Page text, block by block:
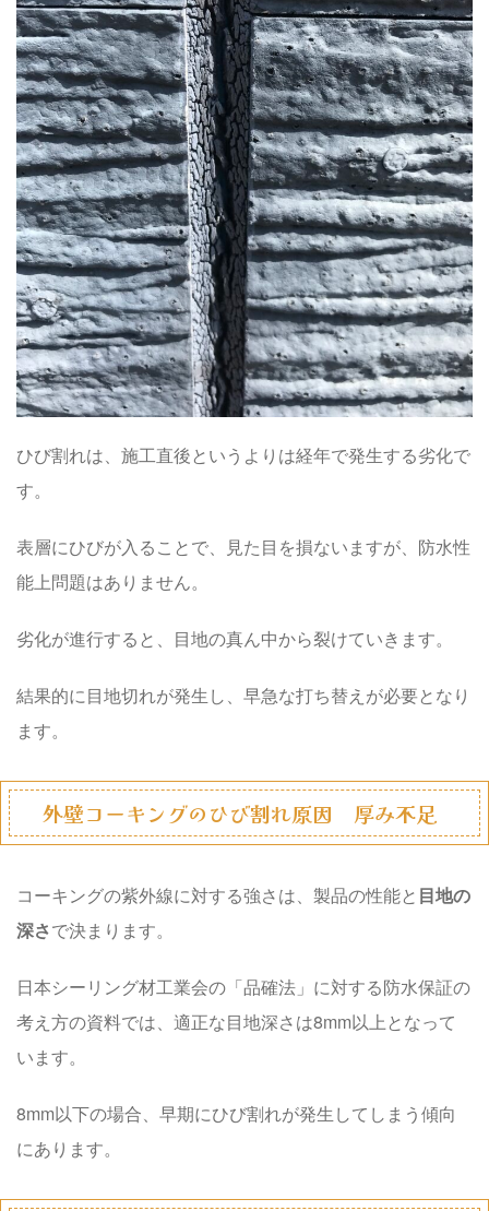
ひび割れは、施工直後というよりは経年で発生する劣化で
す。
表層にひびが入ることで、見た目を損ないますが、防水性
能上問題はありません。
劣化が進行すると、目地の真ん中から裂けていきます。
結果的に目地切れが発生し、早急な打ち替えが必要となり
ます。
外壁コーキングのひび割れ原因 厚み不足
コーキングの紫外線に対する強さは、製品の性能と 目地の
深さで決まります。
日本シーリング材工業会の「品確法」に対する防水保証の
考え方の資料では、適正な目地深さは8mm以上となって
います。
8mm以下の場合、早期にひび割れが発生してしまう傾向
にあります。